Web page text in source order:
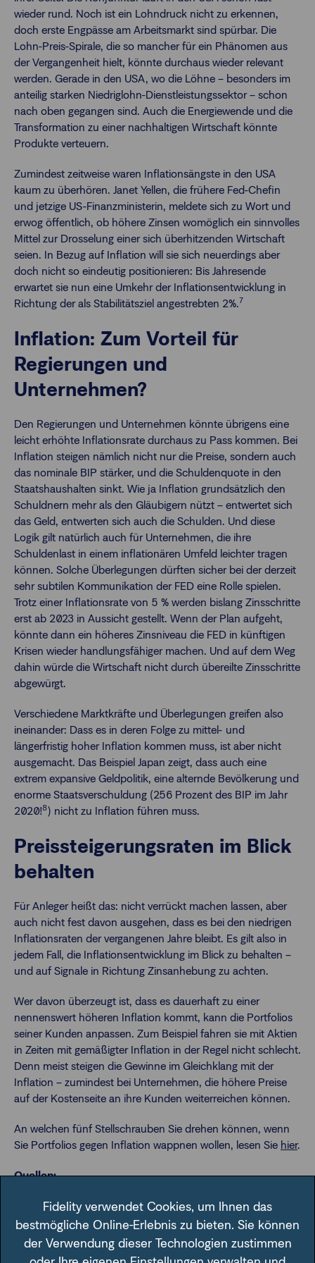
wieder rund. Noch ist ein Lohndruck nicht zu erkennen,
doch erste Engpässe am Arbeitsmarkt sind spürbar. Die
Lohn-Preis-Spirale, die so mancher für ein Phänomen aus
der Vergangenheit hielt, könnte durchaus wieder relevant
werden. Gerade in den USA, wo die Löhne – besonders im
anteilig starken Niedriglohn-Dienstleistungssektor – schon
nach oben gegangen sind. Auch die Energiewende und die
Transformation zu einer nachhaltigen Wirtschaft könnte
Produkte verteuern.
Zumindest zeitweise waren Inflationsängste in den USA
kaum zu überhören. Janet Yellen, die frühere Fed-Chefin
und jetzige US-Finanzministerin, meldete sich zu Wort und
erwog öffentlich, ob höhere Zinsen womöglich ein sinnvolles
Mittel zur Drosselung einer sich überhitzenden Wirtschaft
seien. In Bezug auf Inflation will sie sich neuerdings aber
doch nicht so eindeutig positionieren: Bis Jahresende
erwartet sie nun eine Umkehr der Inflationsentwicklung in
Richtung der als Stabilitätsziel angestrebten 2%.7
Inflation: Zum Vorteil für
Regierungen und
Unternehmen?
Den Regierungen und Unternehmen könnte übrigens eine
leicht erhöhte Inflationsrate durchaus zu Pass kommen. Bei
Inflation steigen nämlich nicht nur die Preise, sondern auch
das nominale BIP stärker, und die Schuldenquote in den
Staatshaushalten sinkt. Wie ja Inflation grundsätzlich den
Schuldnern mehr als den Gläubigern nützt – entwertet sich
das Geld, entwerten sich auch die Schulden. Und diese
Logik gilt natürlich auch für Unternehmen, die ihre
Schuldenlast in einem inflationären Umfeld leichter tragen
können. Solche Überlegungen dürften sicher bei der derzeit
sehr subtilen Kommunikation der FED eine Rolle spielen.
Trotz einer Inflationsrate von 5 % werden bislang Zinsschritte
erst ab 2023 in Aussicht gestellt. Wenn der Plan aufgeht,
könnte dann ein höheres Zinsniveau die FED in künftigen
Krisen wieder handlungsfähiger machen. Und auf dem Weg
dahin würde die Wirtschaft nicht durch übereilte Zinsschritte
abgewürgt.
Verschiedene Marktkräfte und Überlegungen greifen also
ineinander: Dass es in deren Folge zu mittel- und
längerfristig hoher Inflation kommen muss, ist aber nicht
ausgemacht. Das Beispiel Japan zeigt, dass auch eine
extrem expansive Geldpolitik, eine alternde Bevölkerung und
enorme Staatsverschuldung (256 Prozent des BIP im Jahr
2020!8) nicht zu Inflation führen muss.
Preissteigerungsraten im Blick
behalten
Für Anleger heißt das: nicht verrückt machen lassen, aber
auch nicht fest davon ausgehen, dass es bei den niedrigen
Inflationsraten der vergangenen Jahre bleibt. Es gilt also in
jedem Fall, die Inflationsentwicklung im Blick zu behalten –
und auf Signale in Richtung Zinsanhebung zu achten.
Wer davon überzeugt ist, dass es dauerhaft zu einer
nennenswert höheren Inflation kommt, kann die Portfolios
seiner Kunden anpassen. Zum Beispiel fahren sie mit Aktien
in Zeiten mit gemäßigter Inflation in der Regel nicht schlecht.
Denn meist steigen die Gewinne im Gleichklang mit der
Inflation – zumindest bei Unternehmen, die höhere Preise
auf der Kostenseite an ihre Kunden weiterreichen können.
An welchen fünf Stellschrauben Sie drehen können, wenn
Sie Portfolios gegen Inflation wappnen wollen, lesen Sie hier.
Quellen:
The Economist, 03.01.2015.
2Statistisches Bundesamt, 15.06.2021.
tagesschau.de, 11.06.2021.
Bureau of Labor Statistics USA, Juni 2021.
Fidelity verwendet Cookies, um Ihnen das
bestmögliche Online-Erlebnis zu bieten. Sie können
der Verwendung dieser Technologien zustimmen